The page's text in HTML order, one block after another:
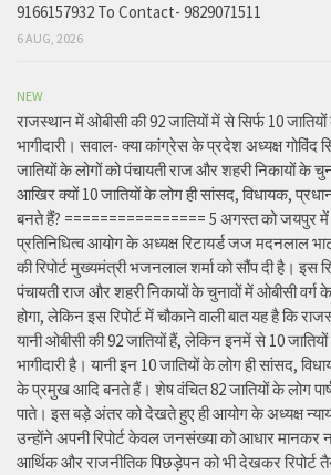
9166157932 To Contact- 9829071511
6 AUG, 2026
NEW
राजस्थान में ओबीसी की 92 जातियों में से सिर्फ 10 जातियों
भागीदारी। सवाल- क्या कांग्रेस के प्रदेश अध्यक्ष गोविंद
जातियों के लोगों को पंचायती राज और शहरी निकायों के
आखिर क्यों 10 जातियों के लोग ही सांसद, विधायक,
बनते हैं? ================ 5 अगस्त को जयपुर में
प्रतिनिधित्व आयोग के अध्यक्ष रिटायर्ड जज मदनलाल
की रिपोर्ट मुख्यमंत्री भजनलाल शर्मा को सौंप दी है। इस
पंचायती राज और शहरी निकायों के चुनावों में ओबीसी वर्ग
होगा, लेकिन इस रिपोर्ट में चौकाने वाली बात यह है कि
यानी ओबीसी की 92 जातियों हैं, लेकिन इनमें से 10 जातियों
भागीदारी है। यानी इन 10 जातियों के लोग ही सांसद,
के प्रमुख आदि बनते हैं। शेष वंचित 82 जातियों के लोग
पाते। इस बड़े अंतर को देखते हुए ही आयोग के अध्यक्ष
उन्होंने अपनी रिपोर्ट केवल जनसंख्या को आधार मानकर
आर्थिक और राजनीतिक पिछड़ेपन को भी देखकर रिपोर्ट